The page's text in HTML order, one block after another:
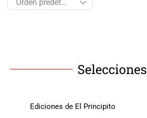
Selecciones
Ediciones de El Principito